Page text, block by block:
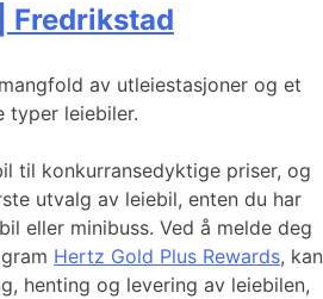
Fredrikstad
av utleiestasjoner og et
typer leiebiler.
til konkurransedyktige priser, og
utvalg av leiebil, enten du har
eller minibuss. Ved å melde deg
Hertz Gold Plus Rewards, kan
henting og levering av leiebilen,